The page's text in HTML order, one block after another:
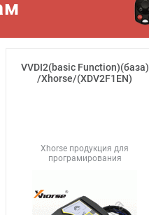
VVDI2(basic Function)(база)
/Xhorse/(XDV2F1EN)
Xhorse продукция для
програмирования